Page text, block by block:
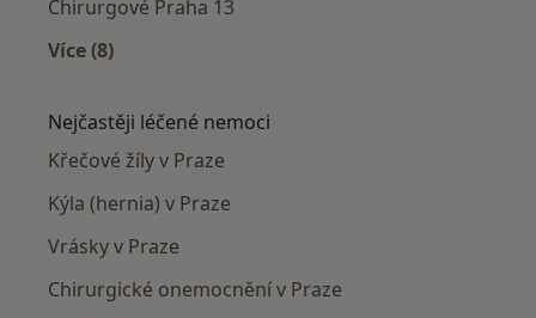
Chirurgové Praha 13
Více (8)
Nejčastěji léčené nemoci
Křečové žíly v Praze
Kýla (hernia) v Praze
Vrásky v Praze
Chirurgické onemocnění v Praze